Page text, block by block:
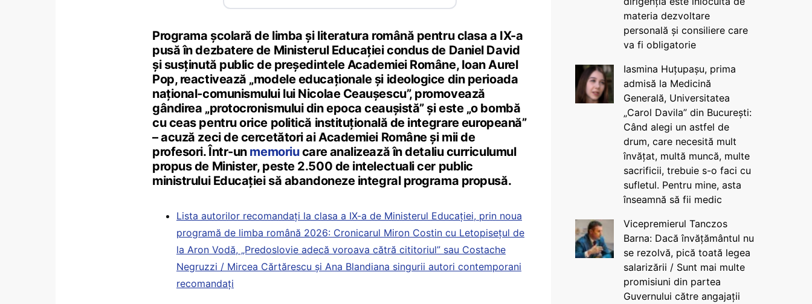
Programa școlară de limba și literatura română pentru clasa a IX-a
pusă în dezbatere de Ministerul Educației condus de Daniel David
și susținută public de președintele Academiei Române, Ioan Aurel
Pop, reactivează „modele educaționale și ideologice din perioada
național-comunismului lui Nicolae Ceaușescu”, promovează
gândirea „protocronismului din epoca ceaușistă” și este „o bombă
cu ceas pentru orice politică instituțională de integrare europeană”
– acuză zeci de cercetători ai Academiei Române și mii de
profesori. Într-un memoriucare analizează în detaliu curriculumul
propus de Minister, peste 2.500 de intelectuali cer public
ministrului Educației să abandoneze integral programa propusă.
Lista autorilor recomandați la clasa a IX-a de Ministerul Educației, prin noua
programă de limba română 2026: Cronicarul Miron Costin cu Letopisețul de
la Aron Vodă, „Predoslovie adecă voroava cătră cititoriul” sau Costache
Negruzzi / Mircea Cărtărescu și Ana Blandiana singurii autori contemporani
recomandați
materia dezvoltare
personală și consiliere care
va fi obligatorie
Iasmina Huțupașu, prima
admisă la Medicină
Generală, Universitatea
„Carol Davila” din București:
Când alegi un astfel de
drum, care necesită mult
învățat, multă muncă, multe
sacrificii, trebuie s-o faci cu
sufletul. Pentru mine, asta
înseamnă să fii medic
Vicepremierul Tanczos
Barna: Dacă învățământul nu
se rezolvă, pică toată legea
salarizării / Sunt mai multe
promisiuni din partea
Guvernului către angajații